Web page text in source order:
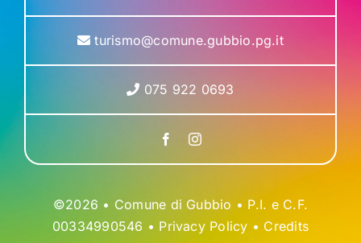
turismo@comune.gubbio.pg.it
075 922 0693
©2026 • Comune di Gubbio • P.I. e C.F.
00334990546 • Privacy Policy • Credits